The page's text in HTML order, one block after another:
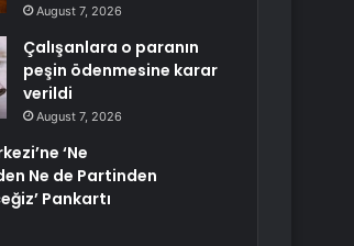
August 7, 2026
Çalışanlara o paranın
peşin ödenmesine karar
verildi
August 7, 2026
‘Ne
Ne de Partinden
Pankartı